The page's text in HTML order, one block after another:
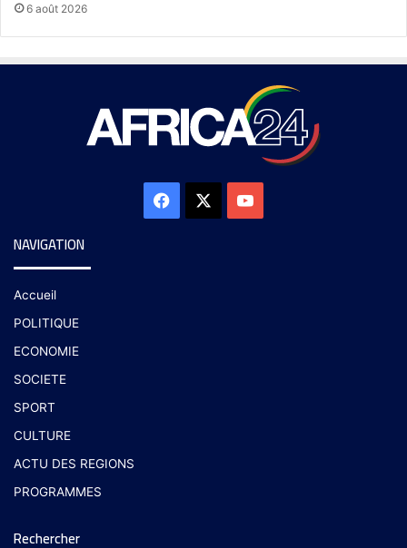
6 août 2026
NAVIGATION
Accueil
POLITIQUE
ECONOMIE
SOCIETE
SPORT
CULTURE
ACTU DES REGIONS
PROGRAMMES
Rechercher